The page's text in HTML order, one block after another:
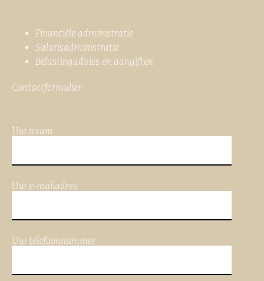
Financiële administratie
Salarisadministratie
Belastingadvies en aangiften
Contactformulier:
Uw naam
Uw e-mailadres
Uw telefoonnummer